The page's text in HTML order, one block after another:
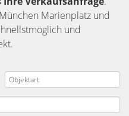
Marienplatz und
und